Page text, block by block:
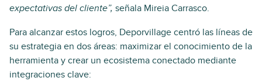
expectativas del cliente”, señala Mireia Carrasco.
Para alcanzar estos logros, Deporvillage centró las líneas de
su estrategia en dos áreas: maximizar el conocimiento de la
herramienta y crear un ecosistema conectado mediante
integraciones clave: